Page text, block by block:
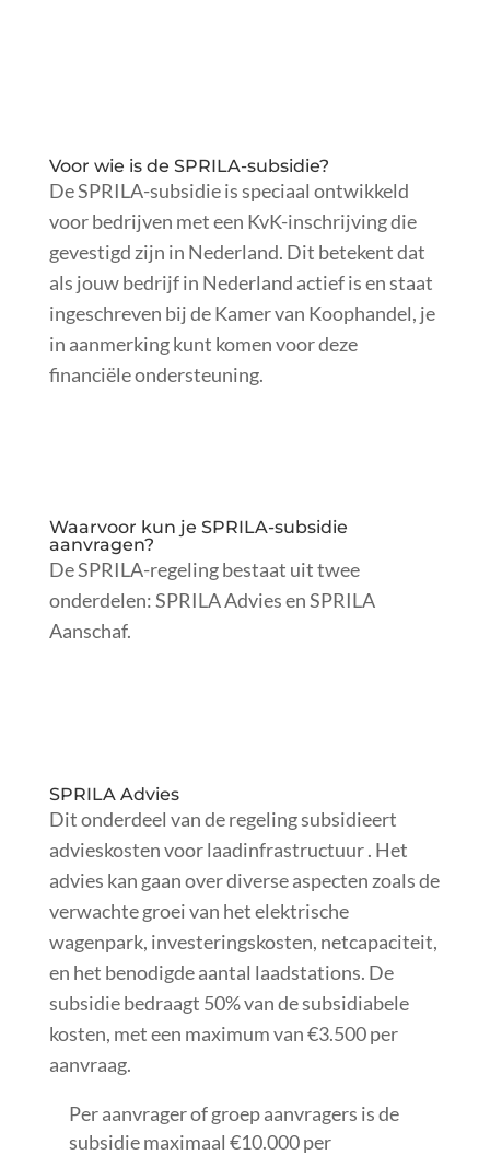
Voor wie is de SPRILA-subsidie?
De SPRILA-subsidie is speciaal ontwikkeld
voor bedrijven met een KvK-inschrijving die
gevestigd zijn in Nederland. Dit betekent dat
als jouw bedrijf in Nederland actief is en staat
ingeschreven bij de Kamer van Koophandel, je
in aanmerking kunt komen voor deze
financiële ondersteuning.
Waarvoor kun je SPRILA-subsidie
aanvragen?
De SPRILA-regeling bestaat uit twee
onderdelen: SPRILA Advies en SPRILA
Aanschaf.
SPRILA Advies
Dit onderdeel van de regeling subsidieert
advieskosten voor laadinfrastructuur . Het
advies kan gaan over diverse aspecten zoals de
verwachte groei van het elektrische
wagenpark, investeringskosten, netcapaciteit,
en het benodigde aantal laadstations. De
subsidie bedraagt 50% van de subsidiabele
kosten, met een maximum van €3.500 per
aanvraag.
Per aanvrager of groep aanvragers is de
subsidie maximaal €10.000 per